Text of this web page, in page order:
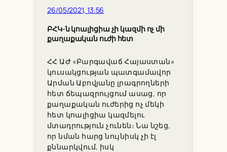
26/05/2021, 13:56
ԲՀԿ-ն կոալիցիա չի կազմի ոչ մի
քաղաքական ուժի հետ
ՀՀ ԱԺ «Բարգավաճ Հայաստան»
կուսակցության պատգամավոր
Արման Աբովյանը լրագրողների
հետ ճեպազրույցում ասաց, որ
քաղաքական ուժերից ոչ մեկի
հետ կոալիցիա կազմելու
մտադրություն չունեն։ Նա նշեց,
որ նման հարց նույնիսկ չի էլ
քննարկվում, իսկ